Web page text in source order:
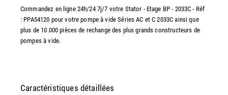
Commandez en ligne 24h/24 7j/7 votre Stator - Etage BP - 2033C - Réf
: PPA54120 pour votre pompe à vide Séries AC et C 2033C ainsi que
plus de 10.000 pièces de rechange des plus grands constructeurs de
pompes à vide.
Caractéristiques détaillées